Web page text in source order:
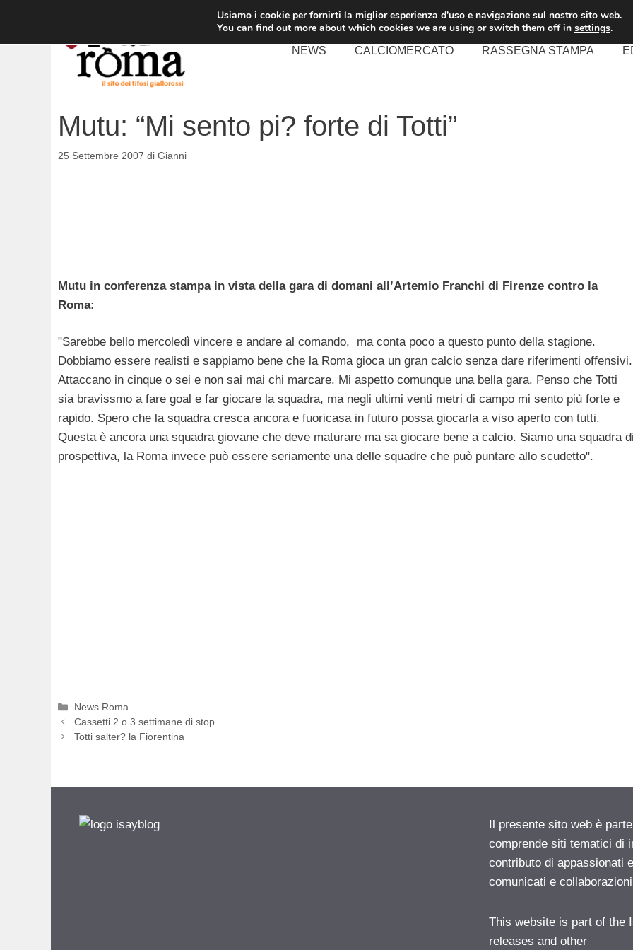
contenuto
NEWS CALCIOMERCATO RASSEGNA STAMPA
Mutu: “Mi sento pi? forte di Totti”
25 Settembre 2007 di Gianni
Mutu in conferenza stampa in vista della gara di domani all’Artemio Franchi di Firenze contro la
Roma:
"Sarebbe bello mercoledì vincere e andare al comando, ma conta poco a questo punto della stagione.
Dobbiamo essere realisti e sappiamo bene che la Roma gioca un gran calcio senza dare riferimenti offensivi.
Attaccano in cinque o sei e non sai mai chi marcare. Mi aspetto comunque una bella gara. Penso che Totti
sia bravissmo a fare goal e far giocare la squadra, ma negli ultimi venti metri di campo mi sento più forte e
rapido. Spero che la squadra cresca ancora e fuoricasa in futuro possa giocarla a viso aperto con tutti.
Questa è ancora una squadra giovane che deve maturare ma sa giocare bene a calcio. Siamo una squadra di
prospettiva, la Roma invece può essere seriamente una delle squadre che può puntare allo scudetto".
Categorie
News Roma
Cassetti 2 o 3 settimane di stop
Totti salter? la Fiorentina
Il presente sito web è
comprende siti tematici di
contributo di appassionati
comunicati e
This website is part of the
releases and other
Usiamo i cookie per fornirti la miglior esperienza d'uso e navigazione sul nostro sito web.
You can find out more about which cookies we are using or switch them off in settings.